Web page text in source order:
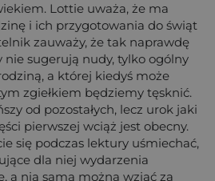
Lottie uważa, że ma
i ich przygotowania do świąt
zauważy, że tak naprawdę
sugerują nudy, tylko ogólny
a której kiedyś może
zgiełkiem będziemy tęsknić.
od pozostałych, lecz urok jaki
pierwszej wciąż jest obecny.
się podczas lektury uśmiechać,
dla niej wydarzenia
a nią samą można wziąć za